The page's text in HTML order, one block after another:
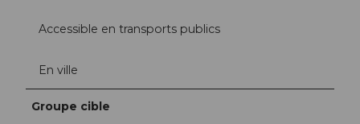
Accessible en transports publics
En ville
Groupe cible